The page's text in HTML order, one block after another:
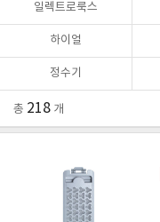
일렉트로룩스
하이얼
정수기
총 218 개